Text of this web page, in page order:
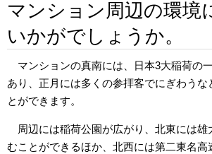
マンション周辺の環境
いかがでしょうか。
マンションの真南には、日本3大稲荷の
あり、正月には多くの参拝客でにぎわうな
とができます。
周辺には稲荷公園が広がり、北東には雄
むことができるほか、北西には第二東名高